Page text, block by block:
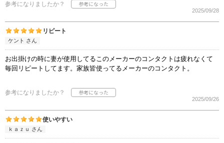
参考になりましたか？
2025/09/28
リピート
ケント さん
お出掛けの時に妻が使用してるこのメーカーのコンタクトは疲れなくて
毎回リピートしてます。家族皆使ってるメーカーのコンタクト。
参考になりましたか？
2025/09/26
使いやすい
ｋａｚｕ さん